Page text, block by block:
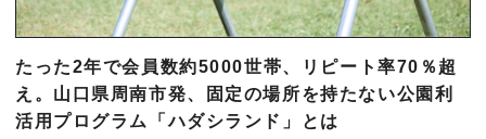
たった2年で会員数約5000世帯、リピート率70％超
え。山口県周南市発、固定の場所を持たない公園利
活用プログラム「ハダシランド」とは